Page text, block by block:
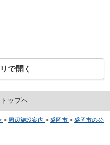
で開く
ップへ
> 周辺施設案内 > 盛岡市 > 盛岡市の公